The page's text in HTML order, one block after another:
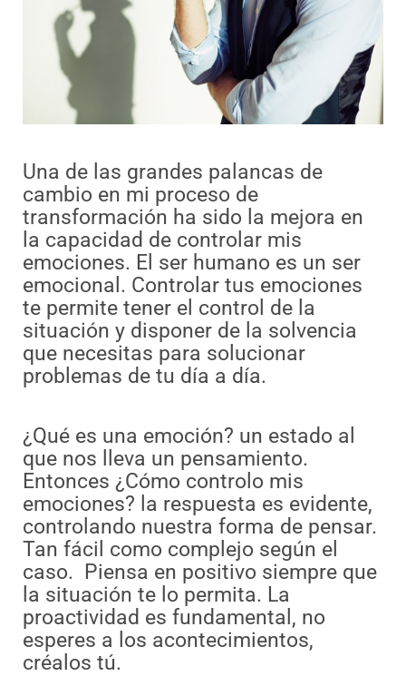
Una de las grandes palancas de
cambio en mi proceso de
transformación ha sido la mejora en
la capacidad de controlar mis
emociones. El ser humano es un ser
emocional. Controlar tus emociones
te permite tener el control de la
situación y disponer de la solvencia
que necesitas para solucionar
problemas de tu día a día.
¿Qué es una emoción? un estado al
que nos lleva un pensamiento.
Entonces ¿Cómo controlo mis
emociones? la respuesta es evidente,
controlando nuestra forma de pensar.
Tan fácil como complejo según el
caso. Piensa en positivo siempre que
la situación te lo permita. La
proactividad es fundamental, no
esperes a los acontecimientos,
créalos tú.